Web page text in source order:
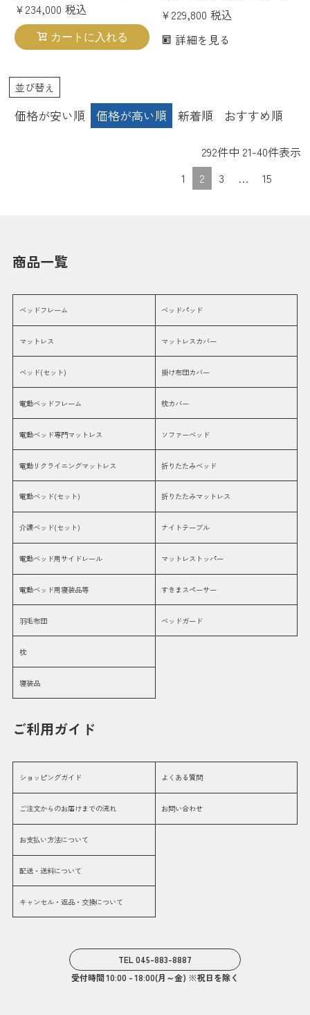
ットレス RP-1000W | 正規品
フランスベッド製 マットレス
付き マットレス 70周年
¥234,000 税込
カートに入れる
トレス SS×2枚) | 正規品 フラ
ンスベッド製 クイーンベッド
マットレス付き マットレスセ
¥229,800 税込
詳細を見る
並び替え
価格が安い順 価格が高い順 新着順 おすすめ順
292件中 21-40件表示
1
2 3 … 15
商品一覧
ベッドフレーム
マットレス
ベッド(セット)
電動ベッドフレーム
電動ベッド専門マットレス
電動リクライニングマットレス
電動ベッド(セット)
介護ベッド(セット)
電動ベッド用サイドレール
電動ベッド用寝装品等
羽毛布団
枕
寝装品
ベッドパッド
マットレスカバー
掛け布団カバー
枕カバー
ソファーベッド
折りたたみベッド
折りたたみマットレス
ナイトテーブル
マットレストッパー
すきまスペーサー
ベッドガード
ご利用ガイド
ショッピングガイド
ご注文からのお届けまでの流れ
お支払い方法について
配送・送料について
キャンセル・返品・交換について
よくある質問
お問い合わせ
TEL 045-883-8887
受付時間 10:00 - 18:00(月～金) ※祝日を除く